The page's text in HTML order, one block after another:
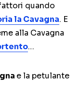
quando
la Cavagna. E
alla Cavagna
…
e la petulante